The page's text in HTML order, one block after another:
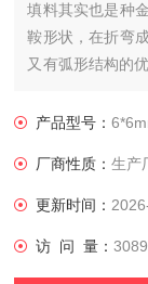
填料其实也是种
鞍形状，在折弯
又有弧形结构的
又增加了液体润
产品型号：
厂商性质：生产
更新时间：
访 问 量：3089